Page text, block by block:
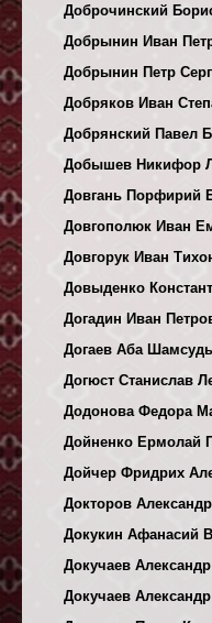
Доброчинский
Добрынин Иван
Добрынин Петр
Добряков Иван
Добрянский Павел
Добышев Никифор
Довгань Порфирий
Довгополюк Иван
Довгорук Иван
Довыденко
Догадин Иван
Догаев Аба
Догюст Станислав
Додонова Федора
Дойненко Ермолай
Дойчер Фридрих
Докторов
Докукин Афанасий
Докучаев
Докучаев